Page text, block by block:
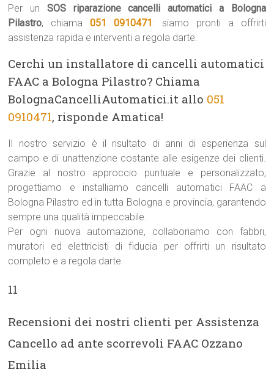
Per un SOS riparazione cancelli automatici a Bologna
Pilastro, chiama051 0910471: siamo pronti a offrirti
assistenza rapida e interventi a regola darte.
Cerchi un installatore di cancelli automatici
FAAC a Bologna Pilastro? Chiama
BolognaCancelliAutomatici.it allo 051
0910471, risponde Amatica!
Il nostro servizio è il risultato di anni di esperienza sul
campo e di unattenzione costante alle esigenze dei clienti.
Grazie al nostro approccio puntuale e personalizzato,
progettiamo e installiamo cancelli automatici FAAC a
Bologna Pilastro ed in tutta Bologna e provincia, garantendo
sempre una qualità impeccabile.
Per ogni nuova automazione, collaboriamo con fabbri,
muratori ed elettricisti di fiducia per offrirti un risultato
completo e a regola darte.
11
Recensioni dei nostri clienti per Assistenza
Cancello ad ante scorrevoli FAAC Ozzano
Emilia